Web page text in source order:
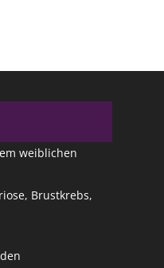
weiblichen
Brustkrebs,